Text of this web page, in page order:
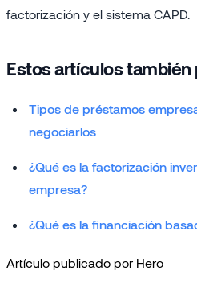
factorización y el sistema CAPD.
Estos artículos
Tipos de préstamos
negociarlos
¿Qué es la factorización
empresa?
¿Qué es la financiación
Artículo publicado por Hero